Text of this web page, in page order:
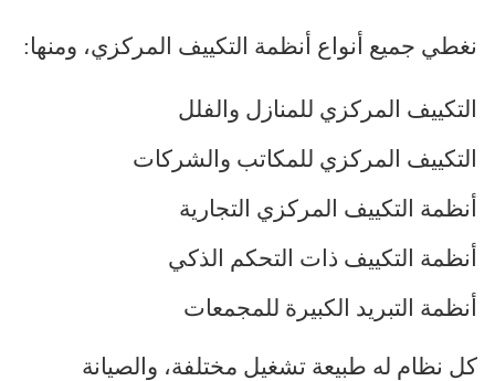
نغطي جميع أنواع أنظمة التكييف المركزي، ومنها:
التكييف المركزي للمنازل والفلل
التكييف المركزي للمكاتب والشركات
أنظمة التكييف المركزي التجارية
أنظمة التكييف ذات التحكم الذكي
أنظمة التبريد الكبيرة للمجمعات
كل نظام له طبيعة تشغيل مختلفة، والصيانة